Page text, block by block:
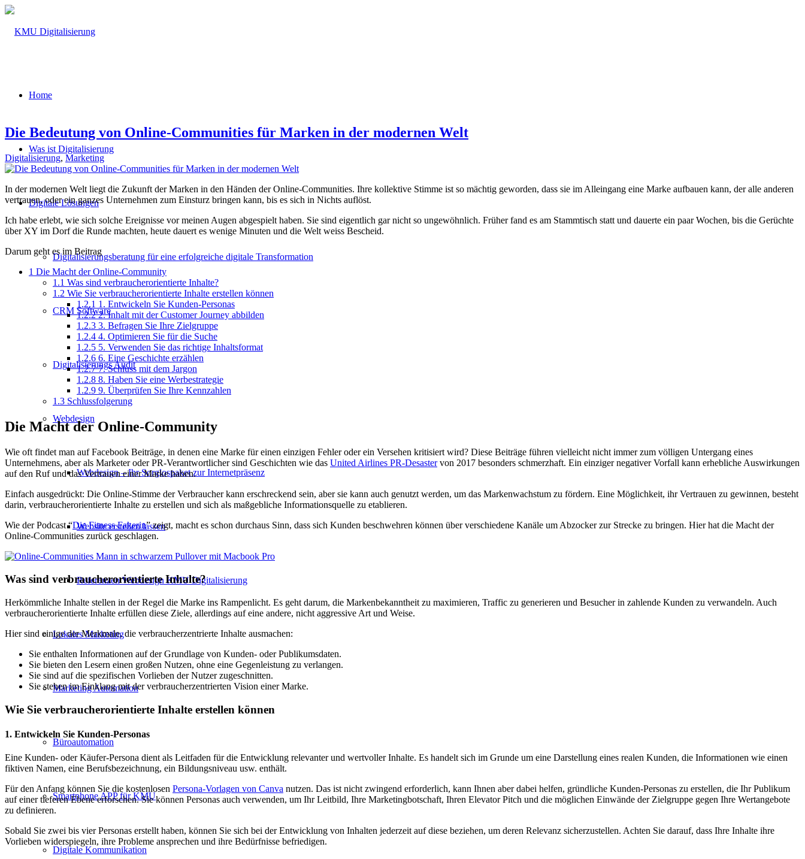
Home
Was ist Digitalisierung
Digitale Lösungen
Digitalisierungsberatung für eine erfolgreiche digitale Transformation
CRM Software
Digitalisierungs Audit
Webdesign
Webdesign – Ihr Sorglospaket zur Internetpräsenz
Website erstellen lassen
Referenzen Webdesign KMU Digitalisierung
Lokales Marketing
Marketing Automation
Büroautomation
Smartphone APP für KMU
Digitale Kommunikation
Die Bedeutung von Online-Communities für Marken in der modernen Welt
Digitalisierung, Marketing
In der modernen Welt liegt die Zukunft der Marken in den Händen der Online-Communities. Ihre kollektive Stimme ist so mächtig geworden, dass sie im Alleingang eine Marke aufbauen kann, der alle anderen
vertrauen, oder ein ganzes Unternehmen zum Einsturz bringen kann, bis es sich in Nichts auflöst.
Ich habe erlebt, wie sich solche Ereignisse vor meinen Augen abgespielt haben. Sie sind eigentlich gar nicht so ungewöhnlich. Früher fand es am Stammtisch statt und dauerte ein paar Wochen, bis die Gerüchte
über XY im Dorf die Runde machten, heute dauert es wenige Minuten und die Welt weiss Bescheid.
Darum geht es im Beitrag
1 Die Macht der Online-Community
1.1 Was sind verbraucherorientierte Inhalte?
1.2 Wie Sie verbraucherorientierte Inhalte erstellen können
1.2.1 1. Entwickeln Sie Kunden-Personas
1.2.22. Inhalt mit der Customer Journey abbilden
1.2.3 3. Befragen Sie Ihre Zielgruppe
1.2.4 4. Optimieren Sie für die Suche
1.2.5 5. Verwenden Sie das richtige Inhaltsformat
1.2.6 6. Eine Geschichte erzählen
1.2.77. Schluss mit dem Jargon
1.2.8 8. Haben Sie eine Werbestrategie
1.2.9 9. Überprüfen Sie Ihre Kennzahlen
1.3 Schlussfolgerung
Die Macht der Online-Community
Wie oft findet man auf Facebook Beiträge, in denen eine Marke für einen einzigen Fehler oder ein Versehen kritisiert wird? Diese Beiträge führen vielleicht nicht immer zum völligen Untergang eines
Unternehmens, aber als Marketer oder PR-Verantwortlicher sind Geschichten wie das United Airlines PR-Desastervon 2017 besonders schmerzhaft. Ein einziger negativer Vorfall kann erhebliche Auswirkungen
auf den Ruf und das Vertrauen einer Marke haben.
Einfach ausgedrückt: Die Online-Stimme der Verbraucher kann erschreckend sein, aber sie kann auch genutzt werden, um das Markenwachstum zu fördern. Eine Möglichkeit, ihr Vertrauen zu gewinnen, besteht
darin, verbraucherorientierte Inhalte zu erstellen und sich als maßgebliche Informationsquelle zu etablieren.
Wie der Podcast “Die Fitness Fakerin” zeigt, macht es schon durchaus Sinn, dass sich Kunden beschwehren können über verschiedene Kanäle um Abzocker zur Strecke zu bringen. Hier hat die Macht der
Online-Communities zurück geschlagen.
Was sind verbraucherorientierte Inhalte?
Herkömmliche Inhalte stellen in der Regel die Marke ins Rampenlicht. Es geht darum, die Markenbekanntheit zu maximieren, Traffic zu generieren und Besucher in zahlende Kunden zu verwandeln. Auch
verbraucherorientierte Inhalte erfüllen diese Ziele, allerdings auf eine andere, nicht aggressive Art und Weise.
Hier sind einige der Merkmale, die verbraucherzentrierte Inhalte ausmachen:
Sie enthalten Informationen auf der Grundlage von Kunden- oder Publikumsdaten.
Sie bieten den Lesern einen großen Nutzen, ohne eine Gegenleistung zu verlangen.
Sie sind auf die spezifischen Vorlieben der Nutzer zugeschnitten.
Sie stehen im Einklang mit der verbraucherzentrierten Vision einer Marke.
Wie Sie verbraucherorientierte Inhalte erstellen können
1. Entwickeln Sie Kunden-Personas
Eine Kunden- oder Käufer-Persona dient als Leitfaden für die Entwicklung relevanter und wertvoller Inhalte. Es handelt sich im Grunde um eine Darstellung eines realen Kunden, die Informationen wie einen
fiktiven Namen, eine Berufsbezeichnung, ein Bildungsniveau usw. enthält.
Für den Anfang können Sie die kostenlosen Persona-Vorlagen von Canva nutzen. Das ist nicht zwingend erforderlich, kann Ihnen aber dabei helfen, gründliche Kunden-Personas zu erstellen, die Ihr Publikum
auf einer tieferen Ebene erforschen. Sie können Personas auch verwenden, um Ihr Leitbild, Ihre Marketingbotschaft, Ihren Elevator Pitch und die möglichen Einwände der Zielgruppe gegen Ihre Wertangebote
zu definieren.
Sobald Sie zwei bis vier Personas erstellt haben, können Sie sich bei der Entwicklung von Inhalten jederzeit auf diese beziehen, um deren Relevanz sicherzustellen. Achten Sie darauf, dass Ihre Inhalte ihre
Vorlieben widerspiegeln, ihre Probleme ansprechen und ihre Bedürfnisse befriedigen.